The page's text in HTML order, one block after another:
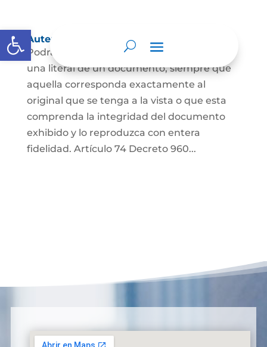
Abrir barra de herramientas
Autenticación de Copias
Podrá autenticarse una copia mecánica o
una literal de un documento, siempre que
aquella corresponda exactamente al
original que se tenga a la vista o que esta
comprenda la integridad del documento
exhibido y lo reproduzca con entera
fidelidad. Artículo 74 Decreto 960...